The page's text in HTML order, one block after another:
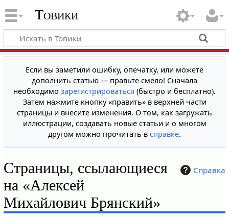
Товики
Если вы заметили ошибку, опечатку, или можете
дополнить статью — правьте смело! Сначала
необходимо зарегистрироваться (быстро и бесплатно).
Затем нажмите кнопку «править» в верхней части
страницы и внесите изменения. О том, как загружать
иллюстрации, создавать новые статьи и о многом
другом можно прочитать в справке.
Справка
Страницы, ссылающиеся
на «Алексей
Михайлович Брянский»